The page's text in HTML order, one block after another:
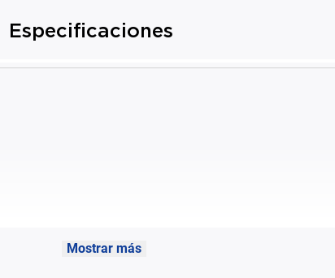
Especificaciones
Mostrar más